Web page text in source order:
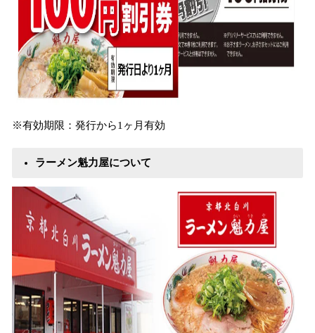
※有効期限：発行から1ヶ月有効
ラーメン魁力屋について